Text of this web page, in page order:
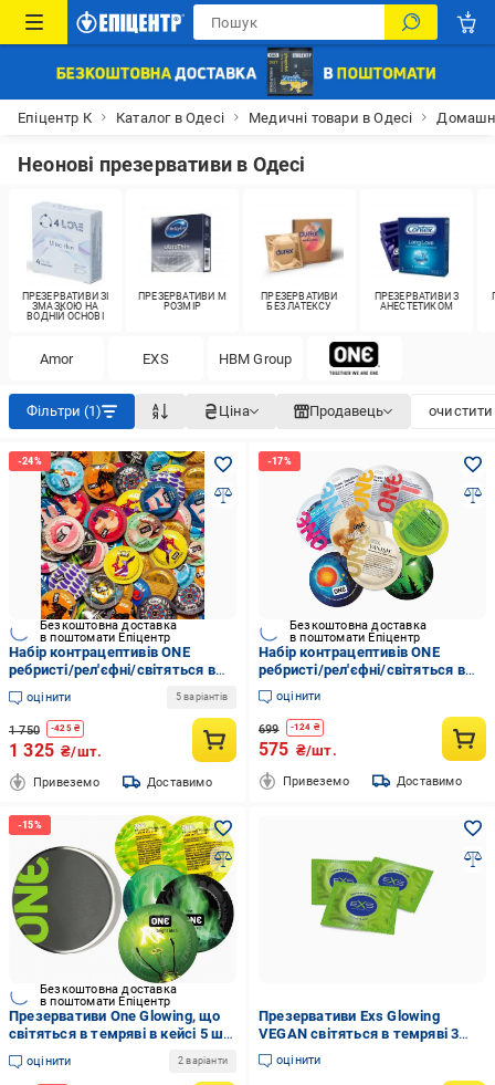
Епіцентр К Каталог в Одесі Медичні товари в Одесі
Неонові презервативи в Одесі
ПРЕЗЕРВАТИВИ ЗІ
ЗМАЗКОЮ НА
ВОДНІЙ ОСНОВІ
ПРЕЗЕРВАТИВИ M
РОЗМІР
ПРЕЗЕРВАТИВИ
БЕЗ ЛАТЕКСУ
ПРЕЗЕРВАТИВИ З
АНЕСТЕТИКОМ
Amor EXS HBM Group
Фільтри (1) Ціна Продавець очистити
Безкоштовна доставка
в поштомати Епіцентр
Набір контрацептивів ONE
ребристі/рел'єфні/світяться в
темряві 40 шт.
оцінити 5 варіантів
1 750 -425₴
1 325 ₴/шт.
Привеземо Доставимо
Безкоштовна доставка
в поштомати Епіцентр
Набір контрацептивів ONE
ребристі/рел'єфні/світяться в
темряві 15 шт.
оцінити
699 -124 ₴
575 ₴/шт.
Привеземо Доставимо
Безкоштовна доставка
в поштомати Епіцентр
Презервативи One Glowing, що
світяться в темряві в кейсі 5 шт.
(ROZ6501051993)
оцінити 2 варіанти
Презервативи Exs Glowing
VEGAN світяться в темряві 3
шт. (07997)
оцінити